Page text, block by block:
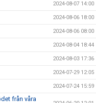
2024-08-07 14:00
2024-08-06 18:00
2024-08-06 08:00
2024-08-04 18:44
2024-08-03 17:36
2024-07-29 12:05
2024-07-24 15:59
från våra